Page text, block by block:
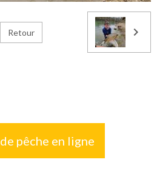
Retour
pêche en ligne